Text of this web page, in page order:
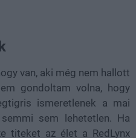
van, aki még nem hallott
gondoltam volna, hogy
ismeretlenek a mai
sem lehetetlen. Ha
titeket az élet a RedLynx